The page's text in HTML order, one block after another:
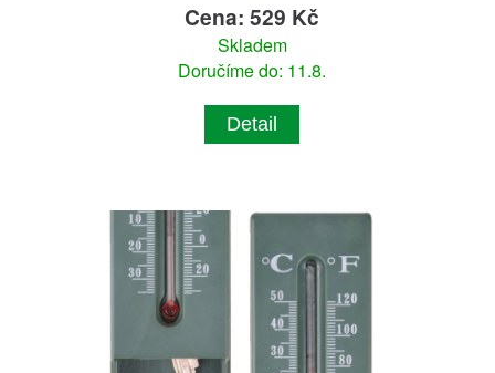
Cena: 529 Kč
Skladem
Doručíme do: 11.8.
Detail